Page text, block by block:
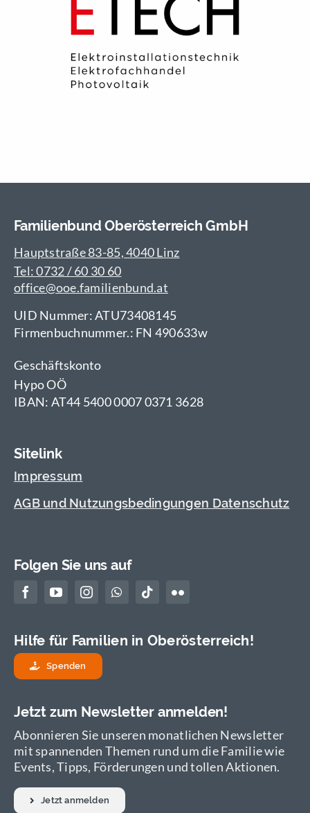
Familienbund Oberösterreich GmbH
Hauptstraße 83-85, 4040 Linz
Tel: 0732 / 60 30 60
office@ooe.familienbund.at
UID Nummer: ATU73408145
Firmenbuchnummer.: FN 490633w
Geschäftskonto
Hypo OÖ
IBAN: AT44 5400 0007 0371 3628
Sitelink
Impressum
AGB und Nutzungsbedingungen Datenschutz
Folgen Sie uns auf
Hilfe für Familien in Oberösterreich!
Spenden
Jetzt zum Newsletter anmelden!
Abonnieren Sie unseren monatlichen Newsletter
mit spannenden Themen rund um die Familie wie
Events, Tipps, Förderungen und tollen Aktionen.
Jetzt anmelden